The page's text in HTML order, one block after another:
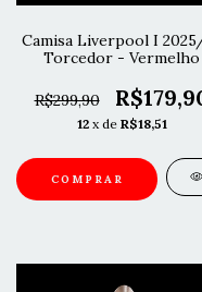
Camisa Liverpool I
Torcedor - Vermelho
R$299,90
12 x de R$18,51
COMPRAR